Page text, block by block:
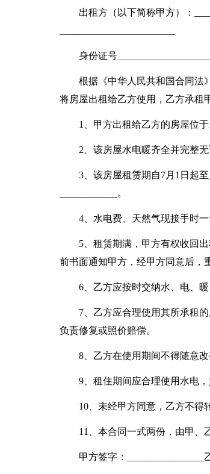
出租方（以下简称甲方）：
身份证号
根据《中华人民共和国合同法
将房屋出租给乙方使用，乙方承租
1、甲方出租给乙方的房屋位于
2、该房屋水电暖齐全并完整无
3、该房屋租赁期自7月1日起
____________。
4、水电费、天然气现接手时
5、租赁期满，甲方有权收回
前书面通知甲方，经甲方同意后，
6、乙方应按时交纳水、电、
7、乙方应合理使用其所承租
负责修复或照价赔偿。
8、乙方在使用期间不得随意改
9、租住期间应合理使用水电
10、未经甲方同意，乙方不得
11、本合同一式两份，由甲、
甲方签字：________________